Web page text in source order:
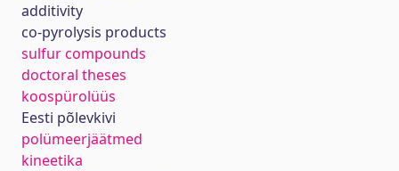
additivity
co-pyrolysis products
sulfur compounds
doctoral theses
koospürolüüs
Eesti põlevkivi
polümeerjäätmed
kineetika